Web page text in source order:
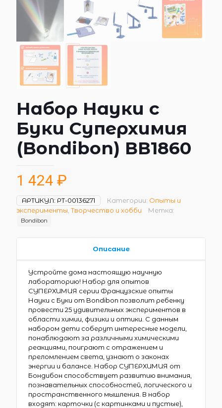
Набор Науки с
Буки Суперхимия
(Bondibon) ВВ1860
1 424 ₽
АРТИКУЛ: РТ-00136271 Категории: Опыты и
эксперименты Творчество и хобби Метка:
Bondibon
Описание
Устройте дома настоящую научную
лабораторию! Набор для опытов
СУПЕРХИМИЯ серии Французские опыты
Науки с Буки от Bondibon позволит ребенку
провести 25 удивительных экспериментов в
области химии, физики и оптики. С данным
набором дети соберут интересные модели,
понаблюдают за различными химическими
реакциями, поиграют с отражением и
преломлением света, узнают о законах
энергии и балансе. Набор СУПЕРХИМИЯ от
Бондибон способствует развитию внимания,
познавательных способностей, логического и
пространственного мышления. В набор
входят: карточки (с картинками и пустые),